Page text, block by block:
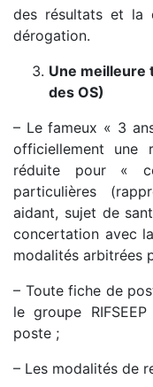
des résultats et la
dérogation.
Une meilleure
des OS)
– Le fameux « 3
officiellement une
réduite pour «
particulières
aidant, sujet de
concertation avec
modalités arbitrées
– Toute fiche de
le groupe RIFSEEP
poste ;
– Les modalités de